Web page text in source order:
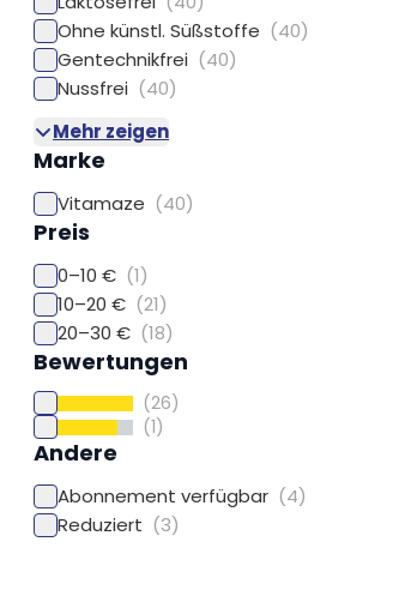
Ohne künstl. Süßstoffe (40)
Gentechnikfrei (40)
Nussfrei (40)
Mehr zeigen
Marke
Vitamaze (40)
Preis
0–10 € (1)
10–20 € (21)
20–30 € (18)
Bewertungen
(26)
(1)
Andere
Abonnement verfügbar (4)
Reduziert (3)